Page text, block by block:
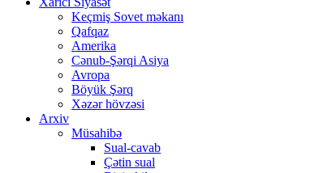
Keçmiş Sovet məkanı
Qafqaz
Amerika
Cənub-Şərqi Asiya
Avropa
Böyük Şərq
Xəzər hövzəsi
Arxiv
Müsahibə
Sual-cavab
Çətin sual